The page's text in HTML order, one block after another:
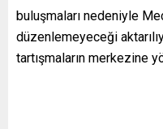
buluşmaları nedeniyle
düzenlemeyeceği
tartışmaların merkezine